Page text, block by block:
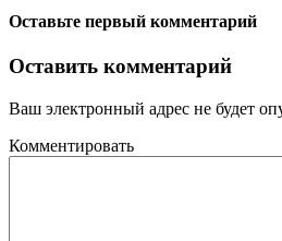
Оставьте первый комментарий
Оставить комментарий
Ваш электронный адрес не будет
Комментировать